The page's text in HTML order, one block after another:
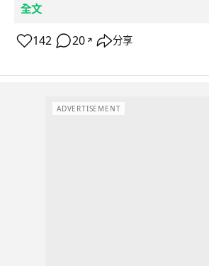
全文
142 20 ↗ 分享
ADVERTISEMENT